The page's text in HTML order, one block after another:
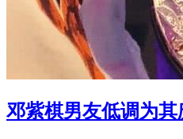
邓紫棋男友低调为其